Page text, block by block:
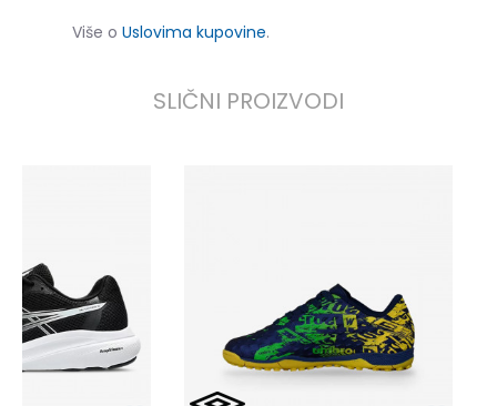
Više o Uslovima kupovine.
SLIČNI PROIZVODI